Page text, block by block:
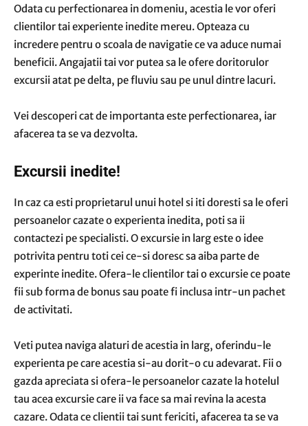
Odata cu perfectionarea in domeniu, acestia le vor oferi
clientilor tai experiente inedite mereu. Opteaza cu
incredere pentru o scoala de navigatie ce va aduce numai
beneficii. Angajatii tai vor putea sa le ofere doritorulor
excursii atat pe delta, pe fluviu sau pe unul dintre lacuri.
Vei descoperi cat de importanta este perfectionarea, iar
afacerea ta se va dezvolta.
Excursii inedite!
In caz ca esti proprietarul unui hotel si iti doresti sa le oferi
persoanelor cazate o experienta inedita, poti sa ii
contactezi pe specialisti. O excursie in larg este o idee
potrivita pentru toti cei ce-si doresc sa aiba parte de
experinte inedite. Ofera-le clientilor tai o excursie ce poate
fii sub forma de bonus sau poate fi inclusa intr-un pachet
de activitati.
Veti putea naviga alaturi de acestia in larg, oferindu-le
experienta pe care acestia si-au dorit-o cu adevarat. Fii o
gazda apreciata si ofera-le persoanelor cazate la hotelul
tau acea excursie care ii va face sa mai revina la acesta
cazare. Odata ce clientii tai sunt fericiti, afacerea ta se va